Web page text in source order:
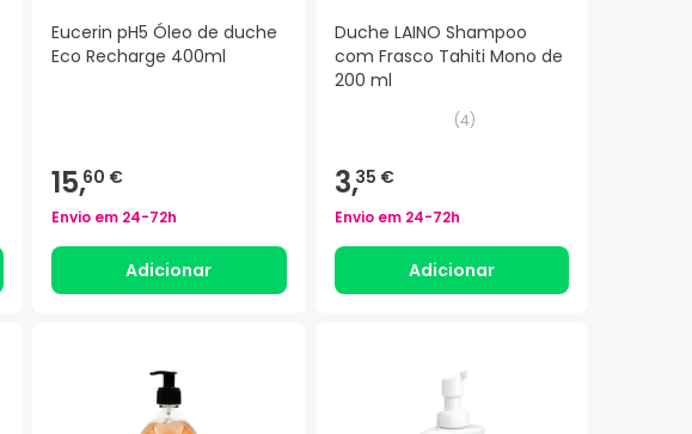
Eucerin pH5 Óleo de duche
Eco Recharge 400ml
15,60 €
Envio em 24-72h
Adicionar
Duche LAINO Shampoo
com Frasco Tahiti Mono de
200 ml
(4)
3,35 €
Envio em 24-72h
Adicionar